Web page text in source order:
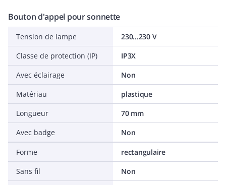
Bouton d'appel pour sonnette
Tension de lampe
230...230 V
Classe de protection (IP)
IP3X
Avec éclairage
Non
Matériau
plastique
Longueur
70 mm
Avec badge
Non
Forme
rectangulaire
Sans fil
Non